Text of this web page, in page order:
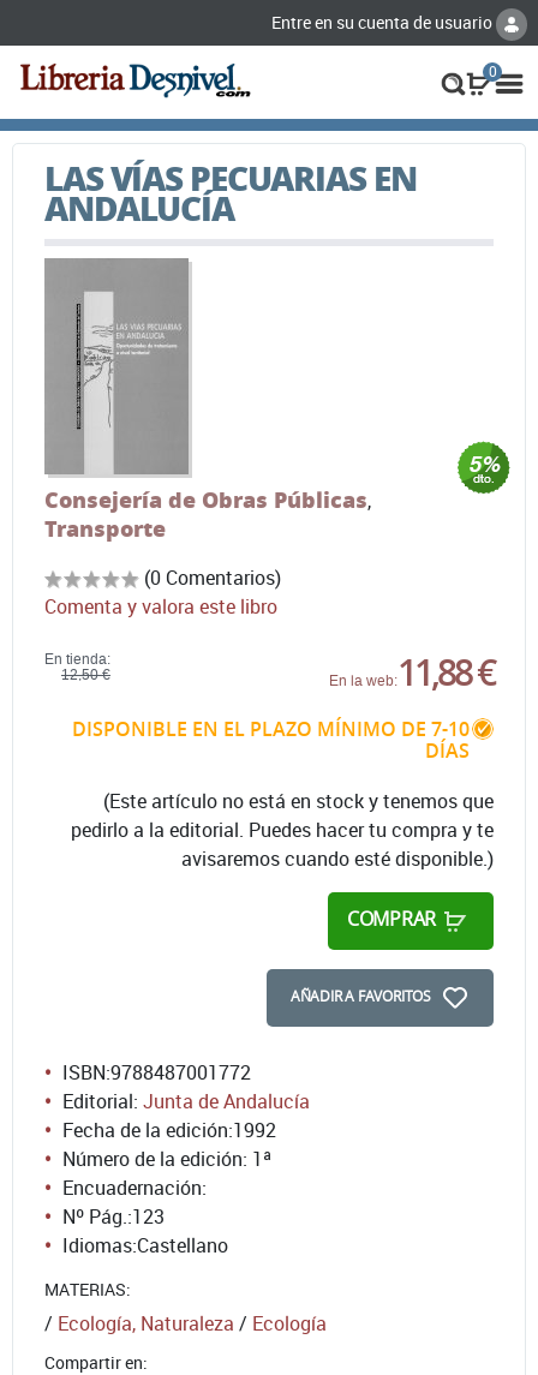
Entre en su cuenta de usuario
0
LAS VÍAS PECUARIAS EN
ANDALUCÍA
Consejería de Obras Públicas,
Transporte
(0 Comentarios)
Comenta y valora este libro
En tienda:
12,50 €
En la web:11,88 €
DISPONIBLE EN EL PLAZO MÍNIMO DE 7-10
DÍAS
(Este artículo no está en stock y tenemos que
pedirlo a la editorial. Puedes hacer tu compra y te
avisaremos cuando esté disponible.)
COMPRAR
AÑADIR A FAVORITOS
ISBN:9788487001772
Editorial: Junta de Andalucía
Fecha de la edición:1992
Número de la edición: 1ª
Encuadernación:
Nº Pág.:123
Idiomas:Castellano
MATERIAS:
/ Ecología, Naturaleza / Ecología
Compartir en: